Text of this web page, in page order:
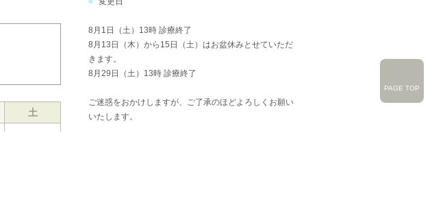
土
8月1日（土）13時 診療終了
8月13日（木）から15日（土）はお盆休みとせていただ
きます。
8月29日（土）13時 診療終了
ご迷惑をおかけしますが、ご了承のほどよろしくお願い
いたします。
PAGE TOP